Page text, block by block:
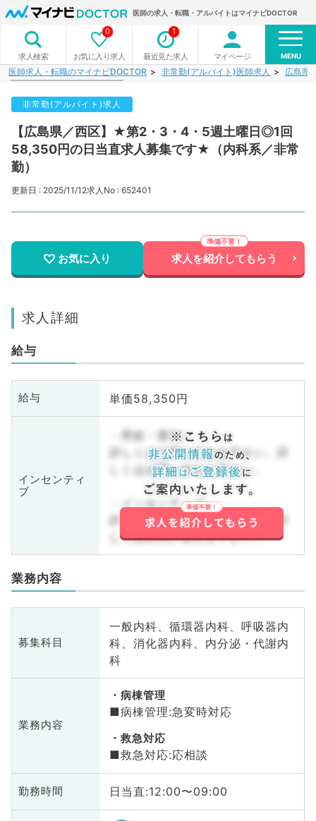
医師の求人・転職・アルバイトはマイナビDOCTOR
求人検索 お気に入り求人
0
最近見た求人
1
マイページ MENU
医師求人・転職のマイナビDOCTOR 非常勤(アルバイト)医師求人 広島県
非常勤(アルバイト)求人
【広島県／西区】★第2・3・4・5週土曜日◎1回
58,350円の日当直求人募集です★（内科系／非常
勤）
更新日 : 2025/11/12求人No : 652401
お気に入り 求人を紹介してもらう
求人詳細
給与
給与 単価58,350円
インセンティ
ブ
・昇給・賞与
詳しくはお問い合わせ下さい。詳
しくはお問い合わせ下さい。
・インセンティブ
詳しくはお問い合わせ下さい。詳
しくはお問い合わせ下さい。
業務内容
募集科目
一般内科、循環器内科、呼吸器内
科、消化器内科、内分泌・代謝内
科
業務内容
病棟管理
■病棟管理:急変時対応
救急対応
■救急対応:応相談
勤務時間 日当直:12:00〜09:00